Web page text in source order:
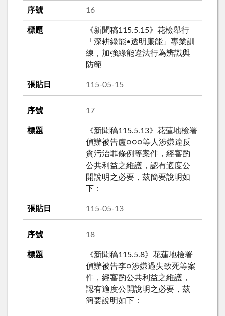
16
《新聞稿115.5.15》花檢舉行
「深耕綠能•透明廉能」專業訓
練，加強綠能違法行為辨識與
防範
115-05-15
17
《新聞稿115.5.13》花蓮地檢署
偵辦被告盧○○○等人涉嫌違反
貪污治罪條例等案件，經審酌
公共利益之維護，認有適度公
開說明之必要，茲簡要說明如
下：
115-05-13
18
《新聞稿115.5.8》花蓮地檢署
偵辦被告李○涉嫌過失致死等案
件，經審酌公共利益之維護，
認有適度公開說明之必要，茲
簡要說明如下：